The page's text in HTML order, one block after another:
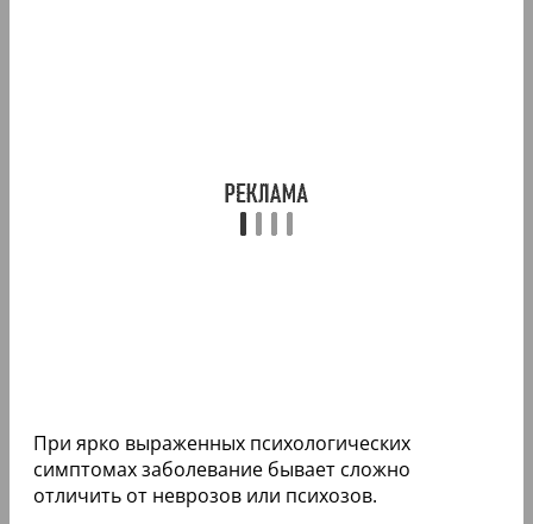
При ярко выраженных психологических
симптомах заболевание бывает сложно
отличить от неврозов или психозов.